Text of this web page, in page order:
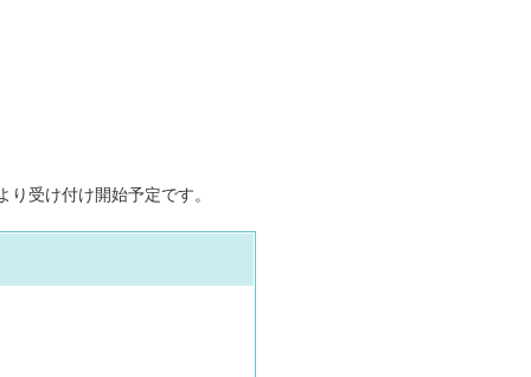
受け付け開始予定です。